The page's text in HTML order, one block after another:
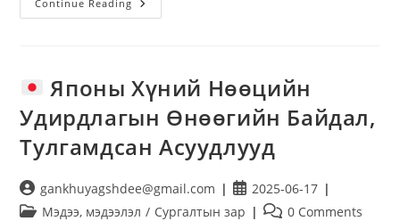
Continue Reading
Японы Хүний Нөөцийн
Удирдлагын Өнөөгийн Байдал,
Тулгамдсан Асуудлууд
gankhuyagshdee@gmail.com
2025-06-17
Мэдээ, мэдээлэл / Сургалтын зар 0 Comments